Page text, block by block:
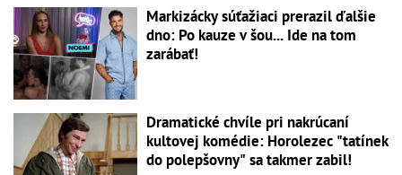
Markizácky súťažiaci prerazil ďalšie
dno: Po kauze v šou... Ide na tom
zarábať!
Dramatické chvíle pri nakrúcaní
kultovej komédie: Horolezec "tatínek
do polepšovny" sa takmer zabil!